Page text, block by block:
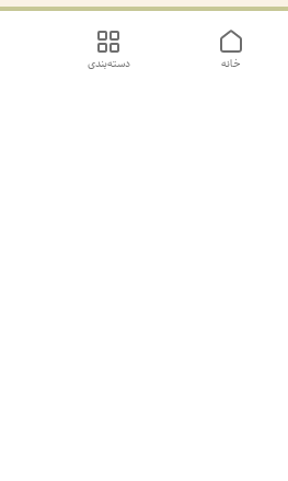
دسته‌بندی خانه